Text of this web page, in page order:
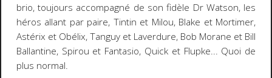
brio, toujours accompagné de son fidèle Dr Watson, les
héros allant par paire, Tintin et Milou, Blake et Mortimer,
Astérix et Obélix, Tanguy et Laverdure, Bob Morane et Bill
Ballantine, Spirou et Fantasio, Quick et Flupke... Quoi de
plus normal.